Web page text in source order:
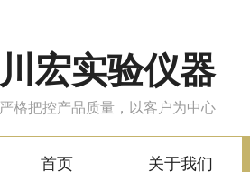
川宏实验仪器
严格把控产品质量，以客户为中心
首页 关于我们